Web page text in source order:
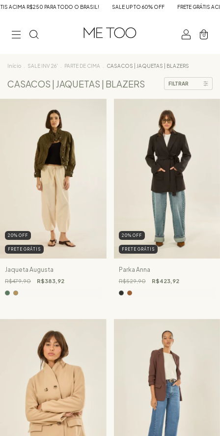
ACIMA R$250 PARA TODO O BRASIL! SALE UP TO 60% OFF FRETE GRÁTIS
0
Início SALE INV 26' PARTE DE CIMA CASACOS | JAQUETAS | BLAZERS
CASACOS | JAQUETAS | BLAZERS FILTRAR
20% OFF
FRETE GRÁTIS
Jaqueta Augusta
R$479,90 R$383,92
20% OFF
FRETE GRÁTIS
Parka Anna
R$529,90 R$423,92